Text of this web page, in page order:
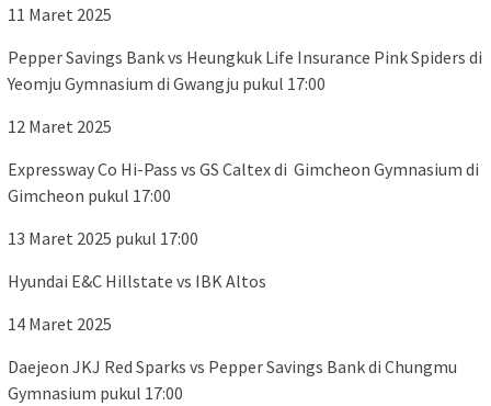
11 Maret 2025
Pepper Savings Bank vs Heungkuk Life Insurance Pink Spiders di
Yeomju Gymnasium di Gwangju pukul 17:00
12 Maret 2025
Expressway Co Hi-Pass vs GS Caltex di Gimcheon Gymnasium di
Gimcheon pukul 17:00
13 Maret 2025 pukul 17:00
Hyundai E&C Hillstate vs IBK Altos
14 Maret 2025
Daejeon JKJ Red Sparks vs Pepper Savings Bank di Chungmu
Gymnasium pukul 17:00